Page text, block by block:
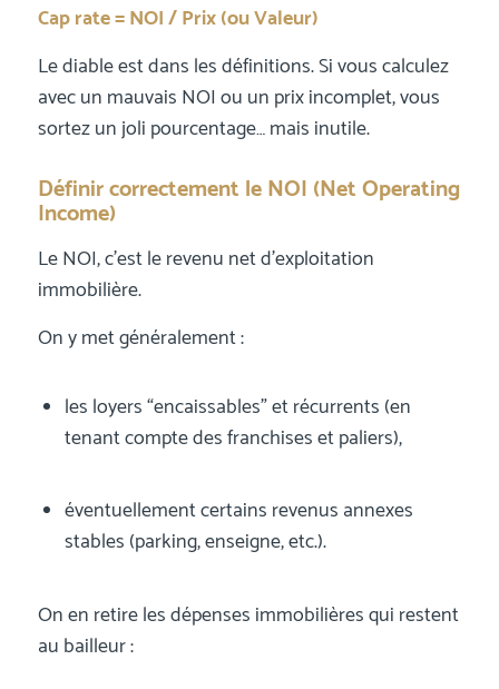
Cap rate = NOI / Prix (ou Valeur)
Le diable est dans les définitions. Si vous calculez
avec un mauvais NOI ou un prix incomplet, vous
sortez un joli pourcentage… mais inutile.
Définir correctement le NOI (Net Operating
Income)
Le NOI, c’est le revenu net d’exploitation
immobilière.
On y met généralement :
les loyers “encaissables” et récurrents (en
tenant compte des franchises et paliers),
éventuellement certains revenus annexes
stables (parking, enseigne, etc.).
On en retire les dépenses immobilières qui restent
au bailleur :